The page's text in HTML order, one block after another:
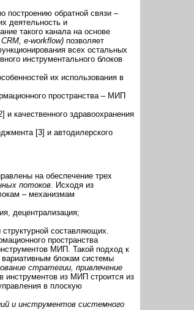
построению обратной связи –
деятельность и
такого канала на основе
e-workflow) позволяет
всех остальных
инструментального блоков
их использования в
пространства – МИП
качественного здравоохранения
[3] и автодилерского
на обеспечение трех
потоков. Исходя из
– механизмам
децентрализация;
структурной составляющих.
пространства
МИП. Такой подход к
блокам системы
стратегии, привлечение
из МИП строится из
в плоскую
и инструментов системного